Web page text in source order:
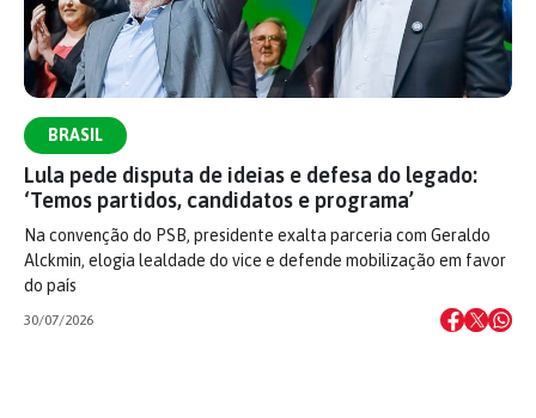
BRASIL
Lula pede disputa de ideias e defesa do legado:
‘Temos partidos, candidatos e programa’
Na convenção do PSB, presidente exalta parceria com Geraldo
Alckmin, elogia lealdade do vice e defende mobilização em favor
do país
30/07/2026